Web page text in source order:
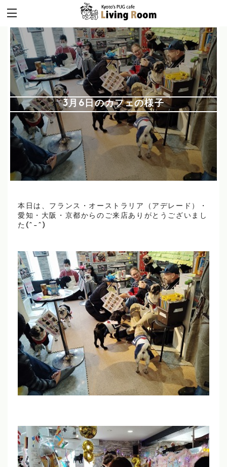
3月6日のカフェの様子
本日は、フランス・オーストラリア（アデレード）・
愛知・大阪・京都からのご来店ありがとうございまし
た(^-^)